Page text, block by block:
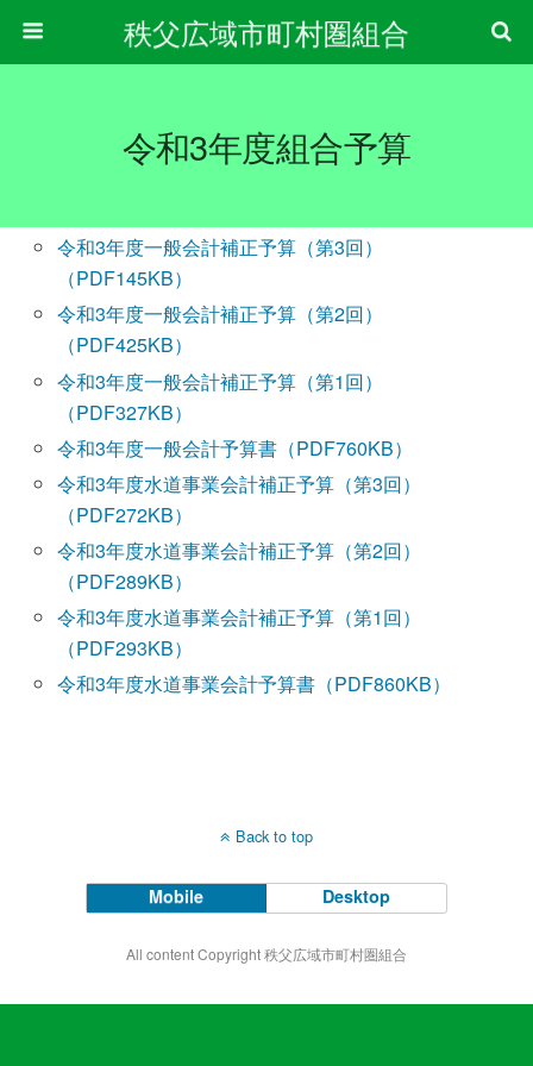
秩父広域市町村圏組合
令和3年度組合予算
令和3年度一般会計補正予算（第3回）
（PDF145KB）
令和3年度一般会計補正予算（第2回）
（PDF425KB）
令和3年度一般会計補正予算（第1回）
（PDF327KB）
令和3年度一般会計予算書（PDF760KB）
令和3年度水道事業会計補正予算（第3回）
（PDF272KB）
令和3年度水道事業会計補正予算（第2回）
（PDF289KB）
令和3年度水道事業会計補正予算（第1回）
（PDF293KB）
令和3年度水道事業会計予算書（PDF860KB）
Back to top
Mobile Desktop
All content Copyright 秩父広域市町村圏組合